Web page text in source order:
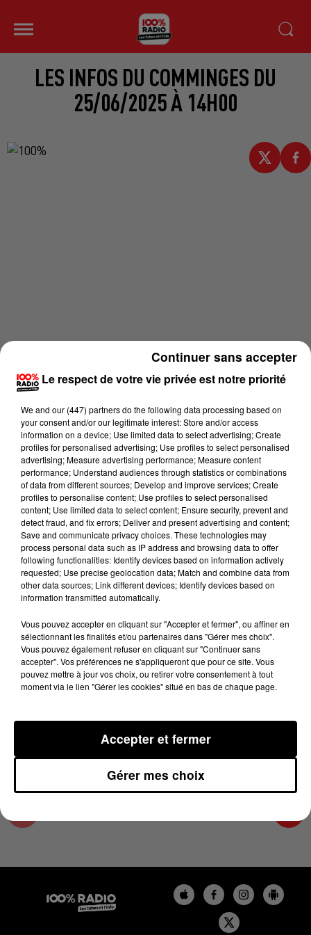
LES INFOS DU COMMINGES DU
25/06/2025 À 14H00
Lecture (2 min 22 sec)
100%
100% Radio les infos du Comminges
25 juin 2025 - 2 min 22 sec
LES INFOS DU COMMINGES DU 25/06/2025 À
14H00
Podcast infos du Comminges
Le respect de votre vie privée est notre priorité
We and our (447) partnersdo the following data processing based on
your consent and/or our legitimate interest: Store and/or access
information on a device; Use limited data to select advertising; Create
profiles for personalised advertising; Use profiles to select personalised
advertising; Measure advertising performance; Measure content
performance; Understand audiences through statistics or combinations
of data from different sources; Develop and improve services; Create
profiles to personalise content; Use profiles to select personalised
content; Use limited data to select content; Ensure security, prevent and
detect fraud, and fix errors; Deliver and present advertising and content;
Save and communicate privacy choices. These technologies may
process personal data such as IP address and browsing data to offer
following functionalities: Identify devices based on information actively
requested; Use precise geolocation data; Match and combine data from
other data sources; Link different devices; Identify devices based on
information transmitted automatically.
Vous pouvez accepter en cliquant sur "Accepter et fermer", ou affiner en
sélectionnant les finalités et/ou partenaires dans "Gérer mes choix".
Vous pouvez également refuser en cliquant sur "Continuer sans
accepter". Vos préférences ne s'appliqueront que pour ce site. Vous
pouvez mettre à jour vos choix, ou retirer votre consentement à tout
moment via le lien "Gérer les cookies" situé en bas de chaque page.
Gérer mes choix
Accepter et fermer
Continuer sans accepter